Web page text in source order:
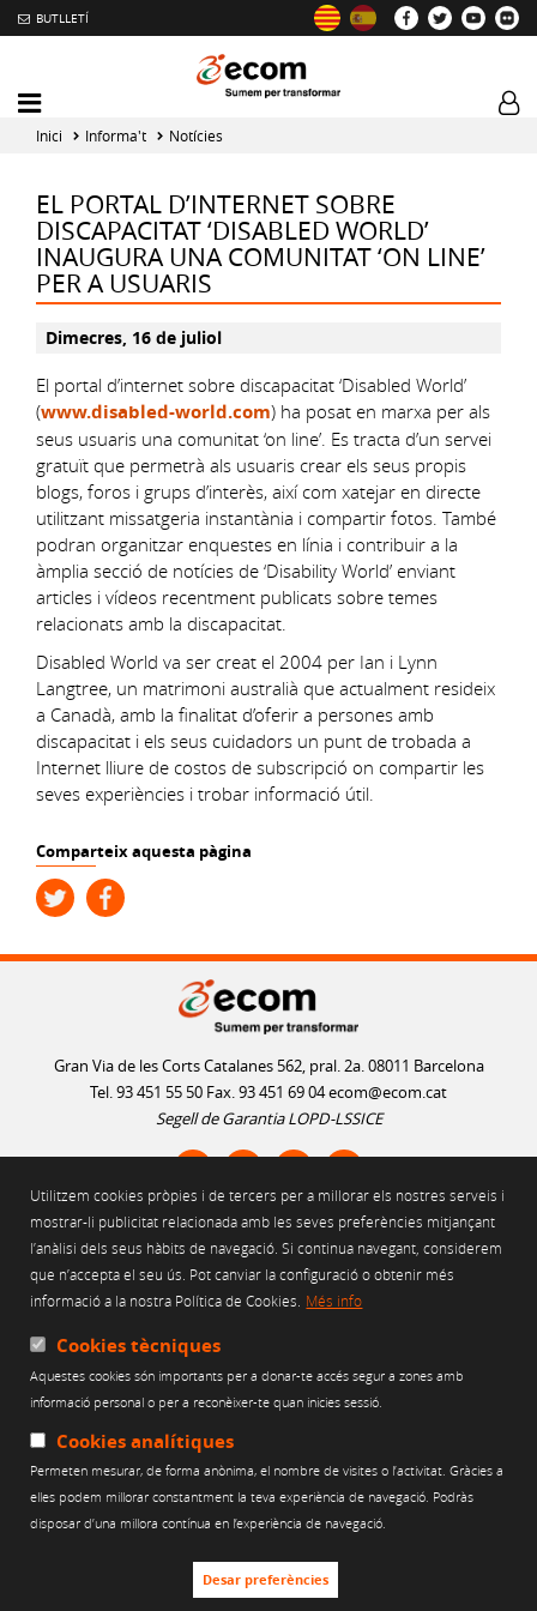
Utilitzem cookies pròpies i de tercers per a millorar els nostres serveis i
mostrar-li publicitat relacionada amb les seves preferències mitjançant
l’anàlisi dels seus hàbits de navegació. Si continua navegant, considerem
que n’accepta el seu ús. Pot canviar la configuració o obtenir més
informació a la nostra Política de Cookies. Més info
Cookies tècniques
Aquestes cookies són importants per a donar-te accés segur a zones amb
informació personal o per a reconèixer-te quan inicies sessió.
Cookies analítiques
Permeten mesurar, de forma anònima, el nombre de visites o l’activitat. Gràcies a
elles podem millorar constantment la teva experiència de navegació. Podràs
disposar d’una millora contínua en l’experiència de navegació.
Desar preferències
BUTLLETÍ
Mobile
menu
toggler
Inici Informa't Notícies
EL PORTAL D’INTERNET SOBRE
DISCAPACITAT ‘DISABLED WORLD’
INAUGURA UNA COMUNITAT ‘ON LINE’
PER A USUARIS
Dimecres, 16 de juliol
El portal d’internet sobre discapacitat ‘Disabled World’
(www.disabled-world.com) ha posat en marxa per als
seus usuaris una comunitat ‘on line’. Es tracta d’un servei
gratuït que permetrà als usuaris crear els seus propis
blogs, foros i grups d’interès, així com xatejar en directe
utilitzant missatgeria instantània i compartir fotos. També
podran organitzar enquestes en línia i contribuir a la
àmplia secció de notícies de ‘Disability World’ enviant
articles i vídeos recentment publicats sobre temes
relacionats amb la discapacitat.
Disabled World va ser creat el 2004 per Ian i Lynn
Langtree, un matrimoni australià que actualment resideix
a Canadà, amb la finalitat d’oferir a persones amb
discapacitat i els seus cuidadors un punt de trobada a
Internet lliure de costos de subscripció on compartir les
seves experiències i trobar informació útil.
Comparteix aquesta pàgina
Gran Via de les Corts Catalanes 562, pral. 2a. 08011 Barcelona
Tel. 93 451 55 50 Fax. 93 451 69 04ecom@ecom.cat
Segell de Garantia LOPD-LSSICE
AVÍS LEGAL
POLÍTICA D'ÚS DE COOKIES
POLÍTICA DE PRIVACITAT
POLÍTICA DE XARXES SOCIALS
CANAL ÈTIC
Web finançat per: